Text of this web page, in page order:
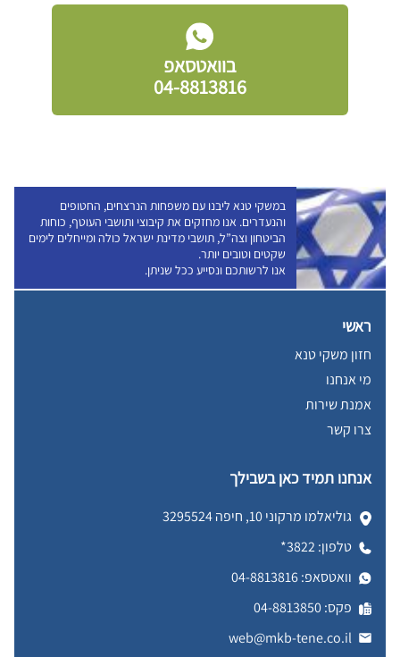
בוואטסאפ
04-8813816
במשקי טנא ליבנו עם משפחות הנרצחים, החטופים
והנעדרים. אנו מחזקים את קיבוצי ותושבי העוטף, כוחות
הביטחון וצה”ל, תושבי מדינת ישראל כולה ומייחלים לימים
שקטים וטובים יותר.
אנו לרשותכם ונסייע ככל שניתן.
ראשי
חזון משקי טנא
מי אנחנו
אמנת שירות
צרו קשר
אנחנו תמיד כאן בשבילך
גוליאלמו מרקוני 10, חיפה 3295524
טלפון:3822*
וואטסאפ:04-8813816
פקס: 04-8813850
web@mkb-tene.co.il